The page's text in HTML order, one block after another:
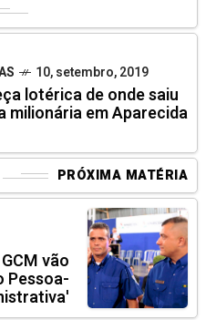
10, setembro, 2019
lotérica de onde saiu
milionária em Aparecida
PRÓXIMA MATÉRIA
vão
Pessoa-